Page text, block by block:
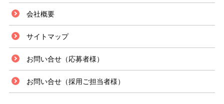
会社概要
サイトマップ
お問い合せ（応募者様）
お問い合せ（採用ご担当者様）